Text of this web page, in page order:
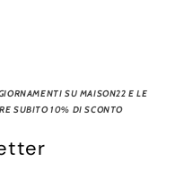
SU MAISON22 E LE
SUBITO 10% DI SCONTO